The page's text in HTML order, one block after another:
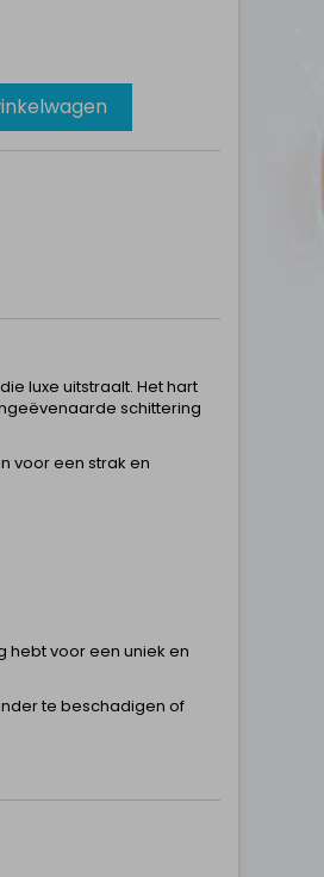
luxe uitstraalt. Het hart
schittering
voor een strak en
hebt voor een uniek en
te beschadigen of